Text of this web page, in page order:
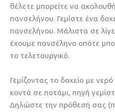
θέλετε μπορείτε να
πανσελήνου. Γεμίστε ένα
πανσελήνου. Μάλιστα σε
έχουμε πανσέληνο οπότε
το τελετουργικό.
Γεμίζοντας το δοχείο με
κοντά σε ποτάμι, πηγή
Δηλώστε την πρόθεσή σας